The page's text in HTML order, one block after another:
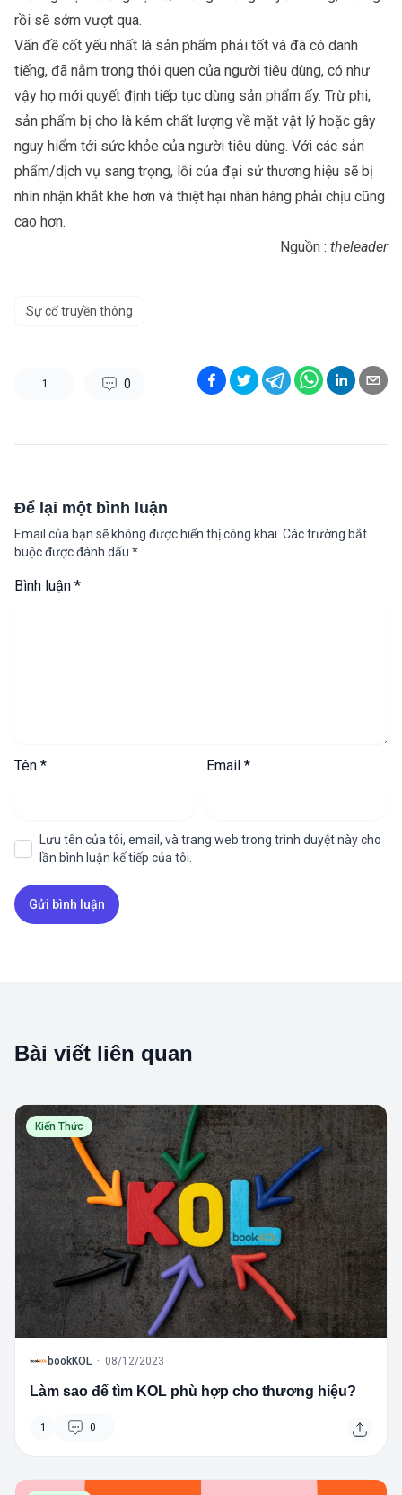
rồi sẽ sớm vượt qua.
Vấn đề cốt yếu nhất là sản phẩm phải tốt và đã có danh
tiếng, đã nằm trong thói quen của người tiêu dùng, có như
vậy họ mới quyết định tiếp tục dùng sản phẩm ấy. Trừ phi,
sản phẩm bị cho là kém chất lượng về mặt vật lý hoặc gây
nguy hiểm tới sức khỏe của người tiêu dùng. Với các sản
phẩm/dịch vụ sang trọng, lỗi của đại sứ thương hiệu sẽ bị
nhìn nhận khắt khe hơn và thiệt hại nhãn hàng phải chịu cũng
cao hơn.
Nguồn : theleader
Sự cố truyền thông
1 0
Để lại một bình luận
Email của bạn sẽ không được hiển thị công khai. Các trường bắt
buộc được đánh dấu *
Bình luận *
Tên * Email *
Lưu tên của tôi, email, và trang web trong trình duyệt này cho
lần bình luận kế tiếp của tôi.
Bài viết liên quan
Kiến Thức
B bookKOL · 08/12/2023
Làm sao để tìm KOL phù hợp cho thương hiệu?
1 0